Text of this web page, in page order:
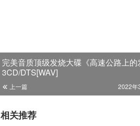
完美音质顶级发烧大碟《高速公路上的
3CD/DTS[WAV]
上一篇 2022年
相关推荐